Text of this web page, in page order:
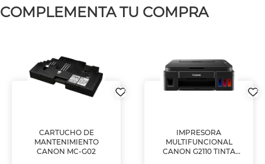
COMPLEMENTA TU COMPRA
CARTUCHO DE
MANTENIMIENTO
CANON MC-G02
IMPRESORA
MULTIFUNCIONAL
CANON G2110 TINTA